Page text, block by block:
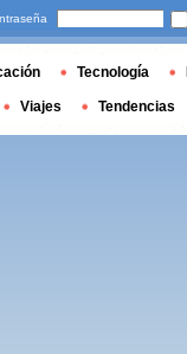
Tecnología
Viajes Tendencias